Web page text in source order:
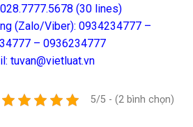
(30 lines)
(Zalo/Viber): 0934234777 –
– 0936234777
tuvan@vietluat.vn
5/5 - (2 bình chọn)